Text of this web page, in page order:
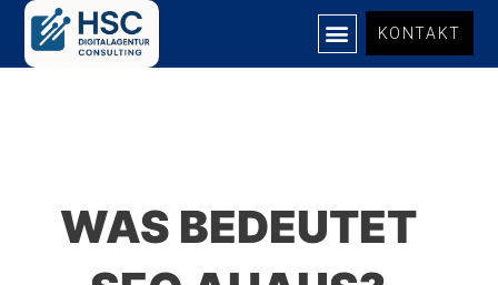
Zum
springen
KONTAKT
WAS BEDEUTET